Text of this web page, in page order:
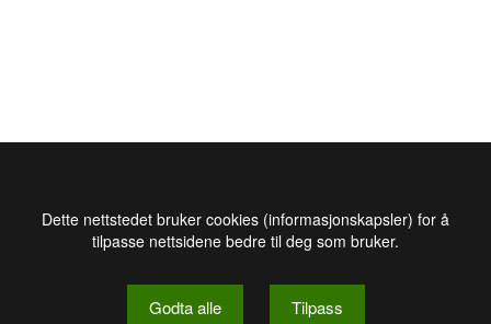
Dette nettstedet bruker cookies (informasjonskapsler) for å
tilpasse nettsidene bedre til deg som bruker.
Godta alle Tilpass